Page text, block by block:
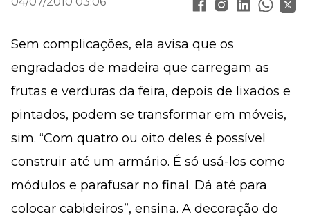
Sem complicações, ela avisa que os
engradados de madeira que carregam as
frutas e verduras da feira, depois de lixados e
pintados, podem se transformar em móveis,
sim. “Com quatro ou oito deles é possível
construir até um armário. É só usá-los como
módulos e parafusar no final. Dá até para
colocar cabideiros”, ensina. A decoração do